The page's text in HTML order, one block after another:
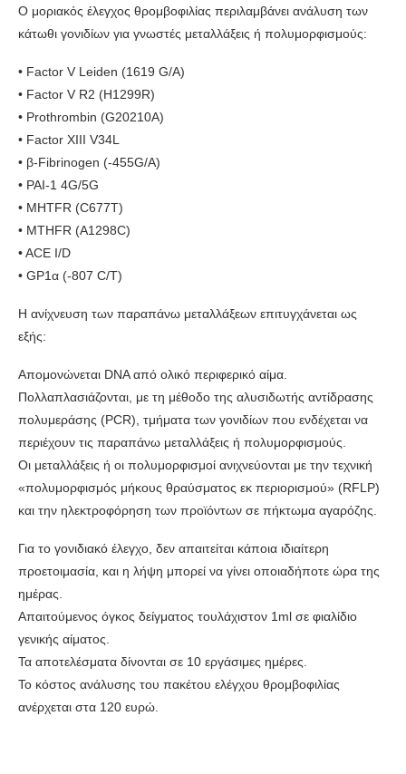
Ο μοριακός έλεγχος θρομβοφιλίας περιλαμβάνει ανάλυση των
κάτωθι γονιδίων για γνωστές μεταλλάξεις ή πολυμορφισμούς:
• Factor V Leiden (1619 G/Α)
• Factor V R2 (H1299R)
• Prothrombin (G20210A)
• Factor XIII V34L
• β-Fibrinogen (-455G/A)
• PAI-1 4G/5G
• MHTFR (C677T)
• MTHFR (A1298C)
• ACE I/D
• GP1α (-807 C/T)
Η ανίχνευση των παραπάνω μεταλλάξεων επιτυγχάνεται ως
εξής:
Απομονώνεται DNA από ολικό περιφερικό αίμα.
Πολλαπλασιάζονται, με τη μέθοδο της αλυσιδωτής αντίδρασης
πολυμεράσης (PCR), τμήματα των γονιδίων που ενδέχεται να
περιέχουν τις παραπάνω μεταλλάξεις ή πολυμορφισμούς.
Οι μεταλλάξεις ή οι πολυμορφισμοί ανιχνεύονται με την τεχνική
«πολυμορφισμός μήκους θραύσματος εκ περιορισμού» (RFLP)
και την ηλεκτροφόρηση των προϊόντων σε πήκτωμα αγαρόζης.
Για το γονιδιακό έλεγχο, δεν απαιτείται κάποια ιδιαίτερη
προετοιμασία, και η λήψη μπορεί να γίνει οποιαδήποτε ώρα της
ημέρας.
Απαιτούμενος όγκος δείγματος τουλάχιστον 1ml σε φιαλίδιο
γενικής αίματος.
Τα αποτελέσματα δίνονται σε 10 εργάσιμες ημέρες.
Το κόστος ανάλυσης του πακέτου ελέγχου θρομβοφιλίας
ανέρχεται στα 120 ευρώ.